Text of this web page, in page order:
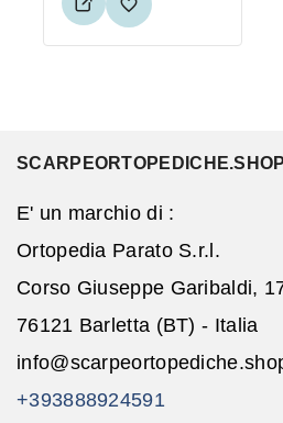
SCARPEORTOPEDICHE.SHOP
E' un marchio di :
Ortopedia Parato S.r.l.
Corso Giuseppe Garibaldi,
76121 Barletta (BT) - Italia
+393888924591